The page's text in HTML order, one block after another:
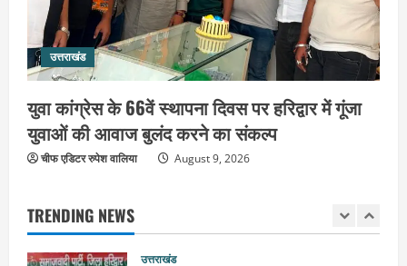
उत्तराखंड
युवा कांग्रेस के 66वें स्थापना दिवस पर हरिद्वार में गूंजा
युवाओं की आवाज बुलंद करने का संकल्प
चीफ एडिटर रुपेश वालिया August 9, 2026
TRENDING NEWS
यतिश्वरानन्द
August 8, 2026
1
उत्तराखंड
संतों के वायरल वीडियो पर अखाड़ा परिषद का
गुस्सा : अध्यक्ष बोले, AI की आड़ में बदनाम करने
वालों की अब खैर नहीं
August 9, 2026
2
उत्तराखंड
गंगाजल लेकर इटावा निकलीं सुमन देवी,